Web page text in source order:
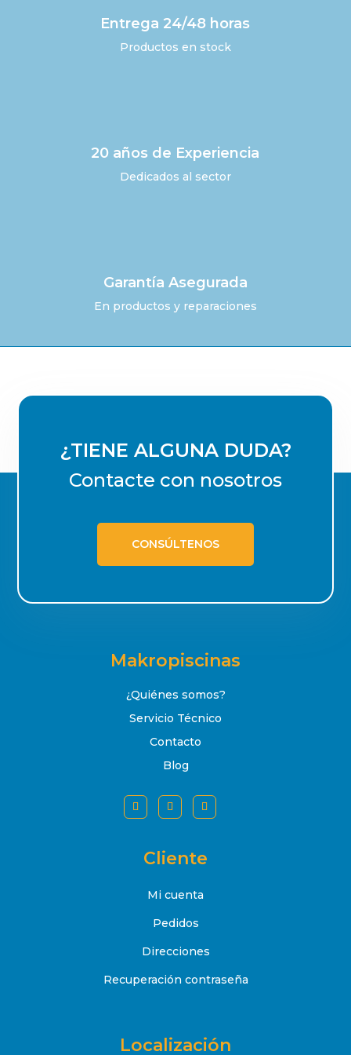
Entrega 24/48 horas
Productos en stock
20 años de Experiencia
Dedicados al sector
Garantía Asegurada
En productos y reparaciones
¿TIENE ALGUNA DUDA?
Contacte con nosotros
CONSÚLTENOS
Makropiscinas
¿Quiénes somos?
Servicio Técnico
Contacto
Blog
Cliente
Mi cuenta
Pedidos
Direcciones
Recuperación contraseña
Localización